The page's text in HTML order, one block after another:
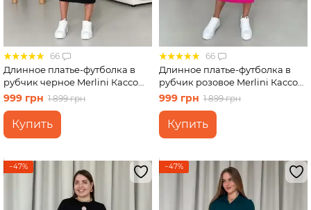
66
Длинное платье-футболка в
рубчик черное Merlini Кассо
700000121 размер 46-48 (L-XL)
999 грн 1 899 грн
Купить
66
Длинное платье-футболка в
рубчик розовое Merlini Кассо
700000128 размер 42-44 (S-M)
999 грн 1 899 грн
Купить
−47% −47%